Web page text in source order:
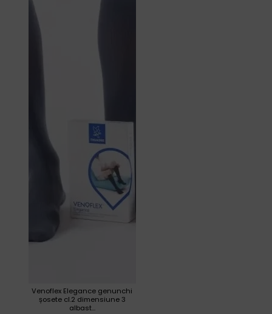
Venoflex Elegance genunchi
șosete cl.2 dimensiune 3
albast...